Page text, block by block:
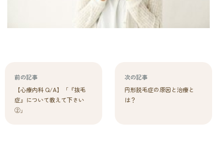
前の記事
【心療内科 Q/A】「『抜毛
症』について教えて下さい
②」
次の記事
円形脱毛症の原因と治療と
は？